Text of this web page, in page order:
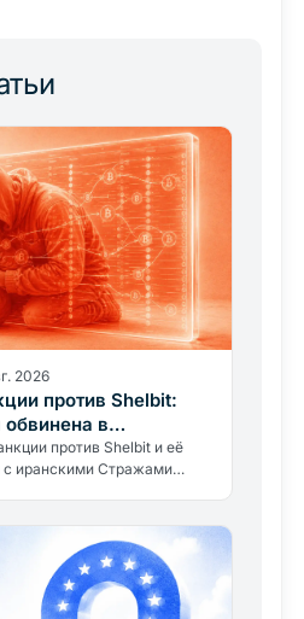
2026
против Shelbit:
в
Иранапротив Shelbit и её
с иранскими Стражами